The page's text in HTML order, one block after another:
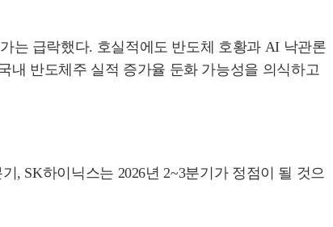
는 급락했다. 호실적에도 반도체 호황과 AI 낙관론
내 반도체주 실적 증가율 둔화 가능성을 의식하고
, SK하이닉스는 2026년 2~3분기가 정점이 될 것으